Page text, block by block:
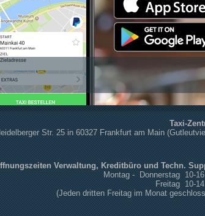
Taxi-
Str. 25 in 60327 Frankfurt am Main
Verwaltung, Kreditbüro und Techn.
Montag - Donnerstag 10-
Freitag 10-
(Jeden dritten Freitag im Monat